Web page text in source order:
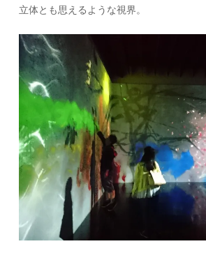
立体とも思えるような視界。